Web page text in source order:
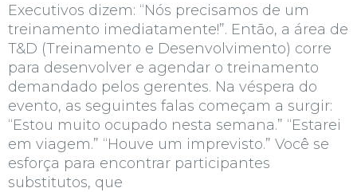
Executivos dizem: “Nós precisamos de um
treinamento imediatamente!”. Então, a área de
T&D (Treinamento e Desenvolvimento) corre
para desenvolver e agendar o treinamento
demandado pelos gerentes. Na véspera do
evento, as seguintes falas começam a surgir:
“Estou muito ocupado nesta semana.” “Estarei
em viagem.” “Houve um imprevisto.” Você se
esforça para encontrar participantes
substitutos, que